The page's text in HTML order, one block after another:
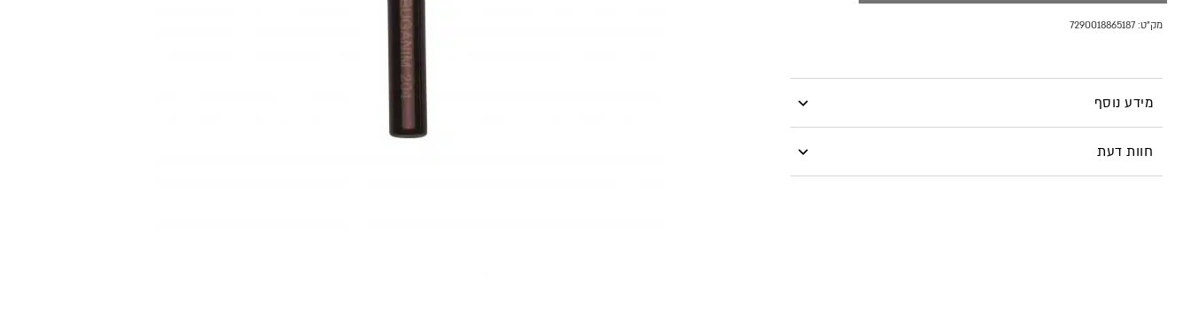
מק"ט: 7290018865187
מידע נוסף
BUGANIM
מברשת מולטי טאסקינג המתאימה לצרכים רבים החל ממריחת
חוות דעת